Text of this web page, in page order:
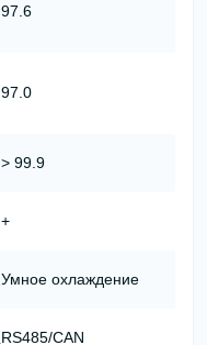
97.6
97.0
> 99.9
+
Умное охлаждение
RS485/CAN